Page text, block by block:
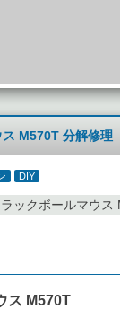
M570T 分解修理
DIY
ールマウス M570T 分
ス M570T